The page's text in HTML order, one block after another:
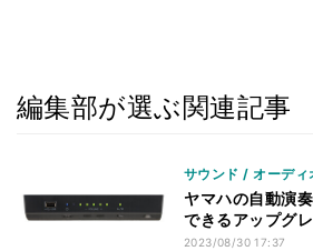
編集部が選ぶ関連記事
サウンド / オーディ
ヤマハの自動演
できるアップグ
2023/08/30 17:37